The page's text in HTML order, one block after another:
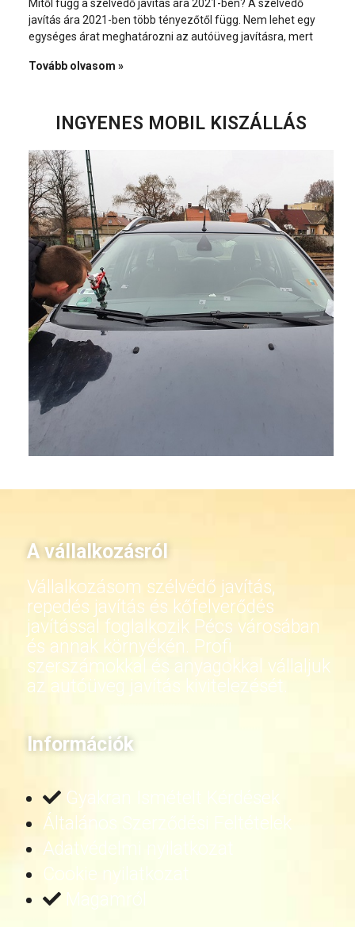
Mitől függ a szélvédő javítás ára 2021-ben? A szélvédő
javítás ára 2021-ben több tényezőtől függ. Nem lehet egy
egységes árat meghatározni az autóüveg javításra, mert
Tovább olvasom »
INGYENES MOBIL KISZÁLLÁS
A vállalkozásról
Vállalkozásom szélvédő javítás,
repedés javítás és kőfelverődés
javítással foglalkozik Pécs városában
és annak környékén. Profi
szerszámokkal és anyagokkal vállaljuk
az autóüveg javítás kivitelezését.
Információk
Gyakran Ismételt Kérdések
Általános Szerződési Feltételek
Adatvédelmi nyilatkozat
Cookie nyilatkozat
Magamról